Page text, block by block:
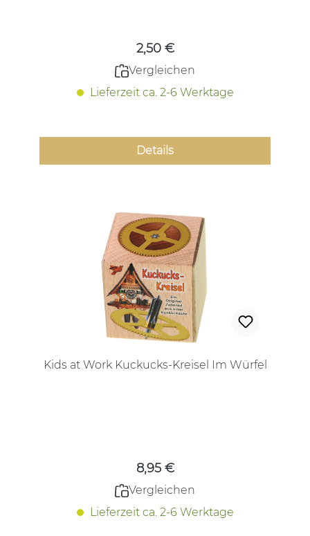
2,50 €
Vergleichen
Lieferzeit ca. 2-6 Werktage
Details
Kids at Work Kuckucks-Kreisel Im Würfel
8,95 €
Vergleichen
Lieferzeit ca. 2-6 Werktage